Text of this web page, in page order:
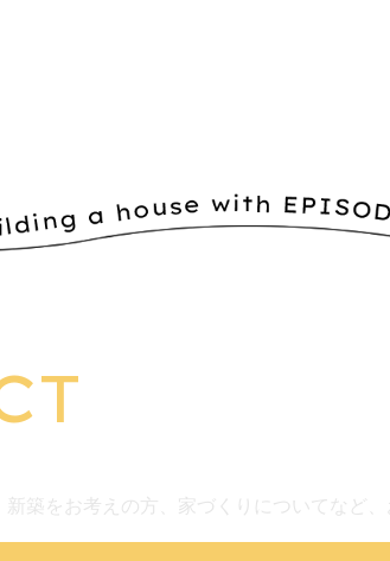
築をお考えの方、家づくりについてなど